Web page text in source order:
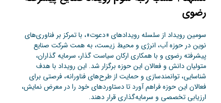
رضوی
سومین رویداد از سلسله رویدادهای «دعوت»، با تمرکز بر فناوری‌های
نوین در حوزه آب، انرژی و محیط زیست، به همت شرکت صنایع
پیشرفته رضوی و با همکاری ارکان سیاست گذار، سرمایه گذاران،
متولیان دانش و فعالان این حوزه برگزار شد. این رویداد با هدف
شناسایی، توانمندسازی و حمایت از طرح‌های فناورانه، فرصتی برای
فعالان این حوزه فراهم آورد تا دستاوردهای خود را در معرض نمایش،
ارزیابی تخصصی و سرمایه‌گذاری قرار دهند.